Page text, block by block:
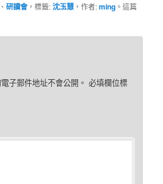
、研讀會，標籤:沈玉慧 ，作者:ming 。這篇
子郵件地址不會公開。 必填欄位標